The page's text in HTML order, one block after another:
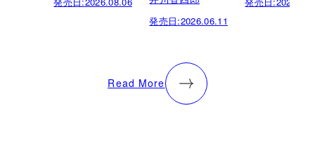
発売日:2026.06.11
Read More